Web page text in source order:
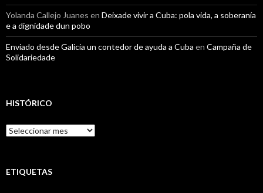
Yolanda Callejo Juanes en Deixade vivir a Cuba: pola vida, a soberanía
e a dignidade dun pobo
Enviado desde Galicia un contedor de ayuda a Cuba en Campaña de
Solidariedade
HISTÓRICO
Histórico
ETIQUETAS